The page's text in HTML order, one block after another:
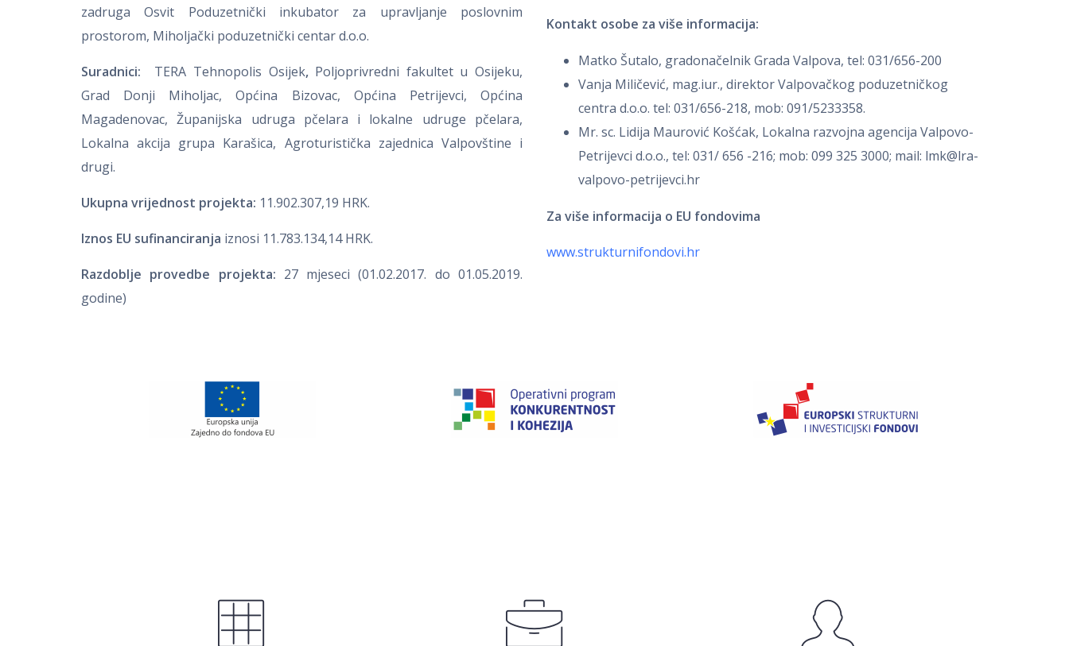
zadruga Osvit Poduzetnički inkubator za upravljanje poslovnim
prostorom, Miholjački poduzetnički centar d.o.o.
Suradnici: TERA Tehnopolis Osijek, Poljoprivredni fakultet u Osijeku,
Grad Donji Miholjac, Općina Bizovac, Općina Petrijevci, Općina
Magadenovac, Županijska udruga pčelara i lokalne udruge pčelara,
Lokalna akcija grupa Karašica, Agroturistička zajednica Valpovštine i
drugi.
Ukupna vrijednost projekta: 11.902.307,19 HRK.
Iznos EU sufinanciranja iznosi 11.783.134,14 HRK.
Razdoblje provedbe projekta: 27 mjeseci (01.02.2017. do 01.05.2019.
godine)
Kontakt osobe za više informacija:
Matko Šutalo, gradonačelnik Grada Valpova, tel: 031/656-200
Vanja Miličević, mag.iur., direktor Valpovačkog poduzetničkog
centra d.o.o. tel: 031/656-218, mob: 091/5233358.
Mr. sc. Lidija Maurović Košćak, Lokalna razvojna agencija Valpovo-
Petrijevci d.o.o., tel: 031/ 656 -216; mob: 099 325 3000; mail: lmk@lra-
valpovo-petrijevci.hr
Za više informacija o EU fondovima
www.strukturnifondovi.hr